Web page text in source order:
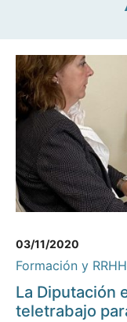
03/11/2020
Formación y RRHH
La Diputación
teletrabajo